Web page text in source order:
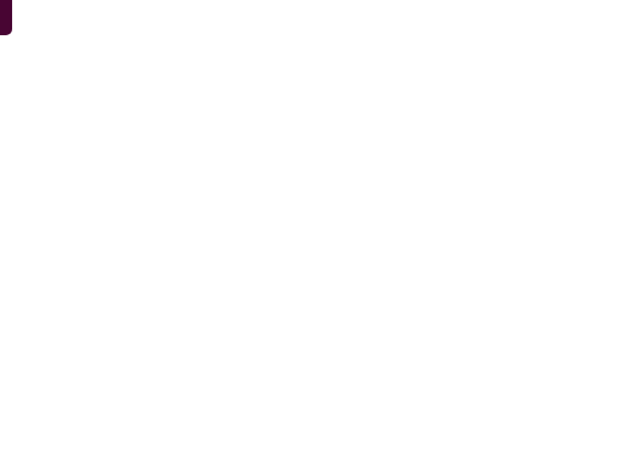
soutenances de thèse
: Chaque vin a-t-il une signature chimique et, si oui, permet-elle